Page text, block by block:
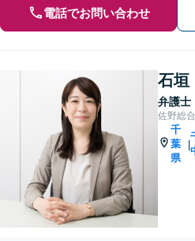
電話でお問い合わせ
石垣
弁護士
佐野総
千
葉
県
|